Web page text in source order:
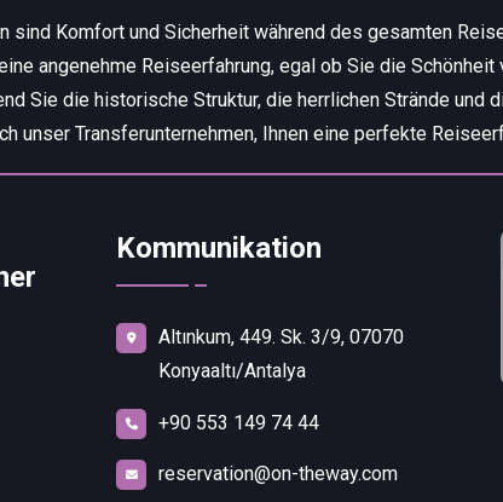
sind Komfort und Sicherheit während des gesamten
angenehme Reiseerfahrung, egal ob Sie die Schönheit
Sie die historische Struktur, die herrlichen Strände und
unser Transferunternehmen, Ihnen eine perfekte
Kommunikation
Altınkum, 449. Sk. 3/9, 07070
Konyaaltı/Antalya
+90 553 149 74 44
reservation@on-theway.com